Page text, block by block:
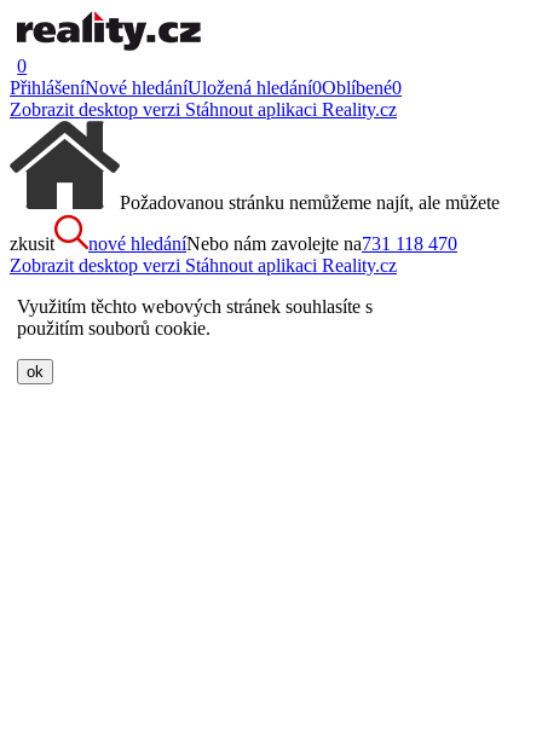
0
PřihlášeníNové hledáníUložená hledání0Oblíbené0
Zobrazit desktop verzi Stáhnout aplikaci Reality.cz
Požadovanou stránku nemůžeme najít, ale můžete
zkusit
nové hledáníNebo nám zavolejte na731 118 470
Zobrazit desktop verzi Stáhnout aplikaci Reality.cz
Využitím těchto webových stránek souhlasíte s
použitím souborů cookie.
ok